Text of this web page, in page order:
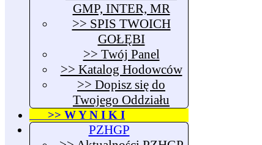
GMP, INTER, MR
>> SPIS TWOICH
GOŁĘBI
>> Twój Panel
>> Katalog Hodowców
>> Dopisz się do
Twojego Oddziału
>> W Y N I K I
PZHGP